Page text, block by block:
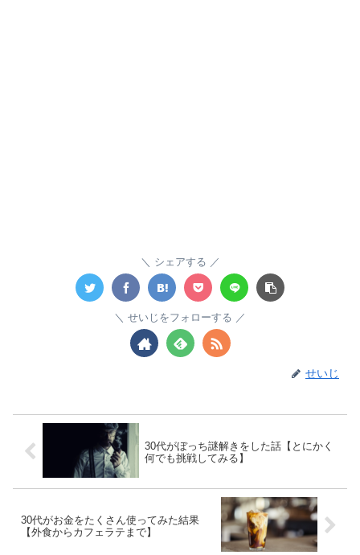
シェアする
せいじをフォローする
せいじ
30代がぼっち謎解きをした話【とにかく
何でも挑戦してみる】
30代がお金をたくさん使ってみた結果
【外食からカフェラテまで】